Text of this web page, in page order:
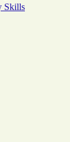
Skills